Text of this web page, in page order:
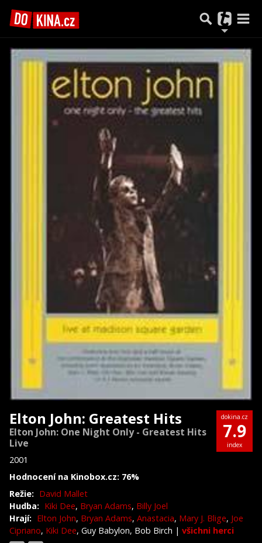
Elton John: Greatest Hits
Elton John: One Night Only - Greatest Hits
Live
2001
Hodnocení na Kinobox.cz: 76%
dokina.cz
7.9
index
Režie: David Mallet
Hudba: Kiki Dee, Bryan Adams, Billy Joel
Hrají: Elton John, Bryan Adams, Anastacia, Mary J. Blige, Joe
Cipriano, Kiki Dee, Guy Babylon, Bob Birch | všichni herci